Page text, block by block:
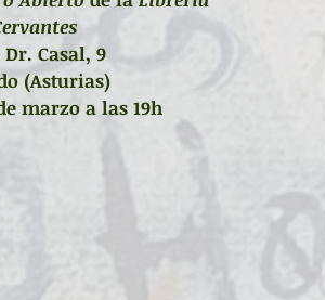
Casal, 9
(Asturias)
marzo a las 19h